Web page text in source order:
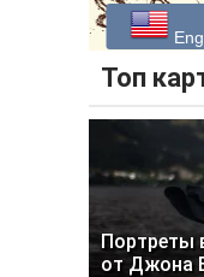
Топ
Портреты
от Джона